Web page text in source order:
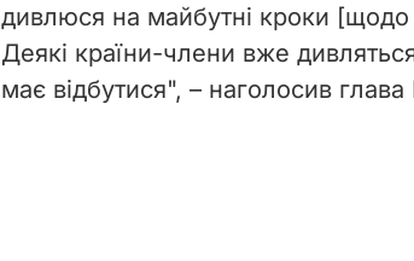
d
e
дивлюся на майбутні кроки
Деякі країни-члени вже
має відбутися", – наголосив